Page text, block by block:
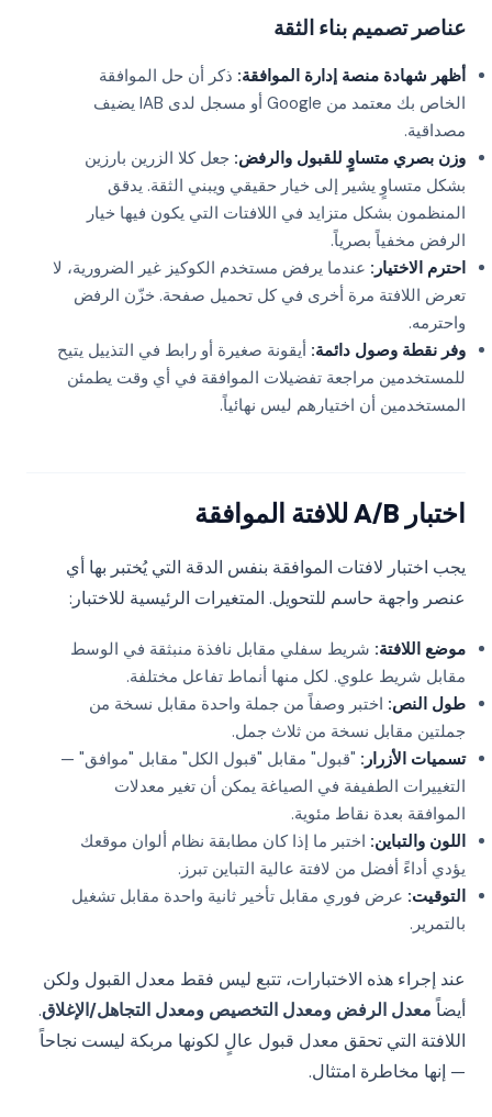
عناصر تصميم بناء الثقة
أظهر شهادة منصة إدارة الموافقة: ذكر أن حل الموافقة
الخاص بك معتمد من Google أو مسجل لدى IAB يضيف
مصداقية.
وزن بصري متساوٍ للقبول والرفض: جعل كلا الزرين بارزين
بشكل متساوٍ يشير إلى خيار حقيقي ويبني الثقة. يدقق
المنظمون بشكل متزايد في اللافتات التي يكون فيها خيار
الرفض مخفياً بصرياً.
احترم الاختيار: عندما يرفض مستخدم الكوكيز غير الضرورية، لا
تعرض اللافتة مرة أخرى في كل تحميل صفحة. خزّن الرفض
واحترمه.
وفر نقطة وصول دائمة: أيقونة صغيرة أو رابط في التذييل يتيح
للمستخدمين مراجعة تفضيلات الموافقة في أي وقت يطمئن
المستخدمين أن اختيارهم ليس نهائياً.
اختبار A/B للافتة الموافقة
يجب اختبار لافتات الموافقة بنفس الدقة التي يُختبر بها أي
عنصر واجهة حاسم للتحويل. المتغيرات الرئيسية للاختبار:
موضع اللافتة: شريط سفلي مقابل نافذة منبثقة في الوسط
مقابل شريط علوي. لكل منها أنماط تفاعل مختلفة.
طول النص: اختبر وصفاً من جملة واحدة مقابل نسخة من
جملتين مقابل نسخة من ثلاث جمل.
تسميات الأزرار: "قبول" مقابل "قبول الكل" مقابل "موافق" —
التغييرات الطفيفة في الصياغة يمكن أن تغير معدلات
الموافقة بعدة نقاط مئوية.
اللون والتباين: اختبر ما إذا كان مطابقة نظام ألوان موقعك
يؤدي أداءً أفضل من لافتة عالية التباين تبرز.
التوقيت: عرض فوري مقابل تأخير ثانية واحدة مقابل تشغيل
بالتمرير.
عند إجراء هذه الاختبارات، تتبع ليس فقط معدل القبول ولكن
أيضاً معدل الرفض ومعدل التخصيص ومعدل التجاهل/الإغلاق.
اللافتة التي تحقق معدل قبول عالٍ لكونها مربكة ليست نجاحاً
— إنها مخاطرة امتثال.